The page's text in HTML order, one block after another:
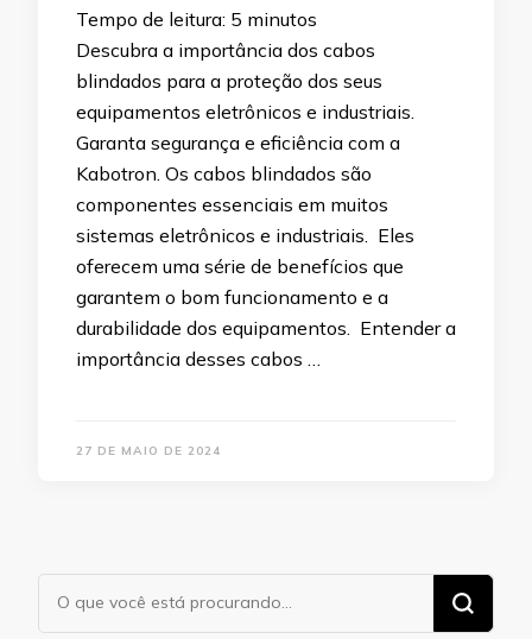
Tempo de leitura: 5 minutos
Descubra a importância dos cabos
blindados para a proteção dos seus
equipamentos eletrônicos e industriais.
Garanta segurança e eficiência com a
Kabotron. Os cabos blindados são
componentes essenciais em muitos
sistemas eletrônicos e industriais. Eles
oferecem uma série de benefícios que
garantem o bom funcionamento e a
durabilidade dos equipamentos. Entender a
importância desses cabos …
27 DE MAIO DE 2024
Procurando
algo?